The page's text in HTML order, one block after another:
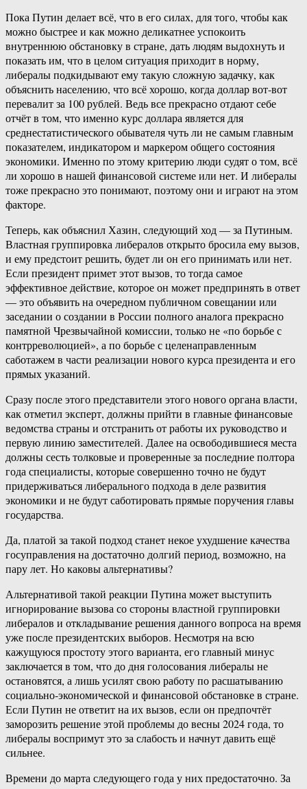
Пока Путин делает всё, что в его силах, для того, чтобы как
можно быстрее и как можно деликатнее успокоить
внутреннюю обстановку в стране, дать людям выдохнуть и
показать им, что в целом ситуация приходит в норму,
либералы подкидывают ему такую сложную задачку, как
объяснить населению, что всё хорошо, когда доллар вот-вот
перевалит за 100 рублей. Ведь все прекрасно отдают себе
отчёт в том, что именно курс доллара является для
среднестатистического обывателя чуть ли не самым главным
показателем, индикатором и маркером общего состояния
экономики. Именно по этому критерию люди судят о том, всё
ли хорошо в нашей финансовой системе или нет. И либералы
тоже прекрасно это понимают, поэтому они и играют на этом
факторе.
Теперь, как объяснил Хазин, следующий ход — за Путиным.
Властная группировка либералов открыто бросила ему вызов,
и ему предстоит решить, будет ли он его принимать или нет.
Если президент примет этот вызов, то тогда самое
эффективное действие, которое он может предпринять в ответ
— это объявить на очередном публичном совещании или
заседании о создании в России полного аналога прекрасно
памятной Чрезвычайной комиссии, только не «по борьбе с
контрреволюцией», а по борьбе с целенаправленным
саботажем в части реализации нового курса президента и его
прямых указаний.
Сразу после этого представители этого нового органа власти,
как отметил эксперт, должны прийти в главные финансовые
ведомства страны и отстранить от работы их руководство и
первую линию заместителей. Далее на освободившиеся места
должны сесть толковые и проверенные за последние полтора
года специалисты, которые совершенно точно не будут
придерживаться либерального подхода в деле развития
экономики и не будут саботировать прямые поручения главы
государства.
Да, платой за такой подход станет некое ухудшение качества
госуправления на достаточно долгий период, возможно, на
пару лет. Но каковы альтернативы?
Альтернативой такой реакции Путина может выступить
игнорирование вызова со стороны властной группировки
либералов и откладывание решения данного вопроса на время
уже после президентских выборов. Несмотря на всю
кажущуюся простоту этого варианта, его главный минус
заключается в том, что до дня голосования либералы не
остановятся, а лишь усилят свою работу по расшатыванию
социально-экономической и финансовой обстановке в стране.
Если Путин не ответит на их вызов, если он предпочтёт
заморозить решение этой проблемы до весны 2024 года, то
либералы воспримут это за слабость и начнут давить ещё
сильнее.
Времени до марта следующего года у них предостаточно. За